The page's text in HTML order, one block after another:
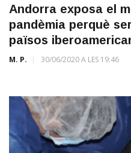
Andorra exposa el
pandèmia perquè
països
M. P. 30/06/2020 A LES 19:46